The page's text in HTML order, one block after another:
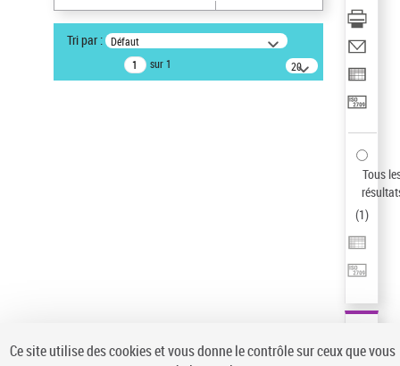
ne s'applique pas
Statut de la notice d’autorité
Pays
Tri par : Défaut
sur 1
20
résultats/page
Tous
(1)
Ce site utilise des cookies et vous donne le contrôle sur ceux que vous